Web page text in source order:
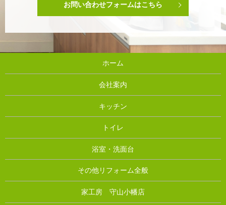
お問い合わせフォームはこちら
ホーム
会社案内
キッチン
トイレ
浴室・洗面台
その他リフォーム全般
家工房 守山小幡店